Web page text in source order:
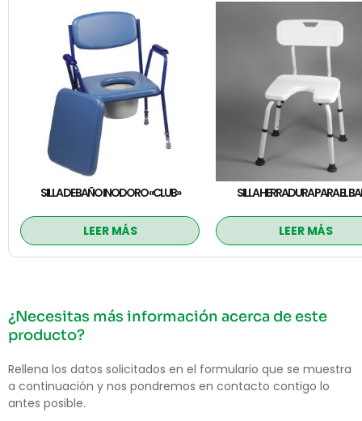
SILLA DE BAÑO INODORO «CLUB»
LEER MÁS
SILLA HERRADURA PARA EL
LEER MÁS
¿Necesitas más información acerca de este
producto?
Rellena los datos solicitados en el formulario que se muestra
a continuación y nos pondremos en contacto contigo lo
antes posible.